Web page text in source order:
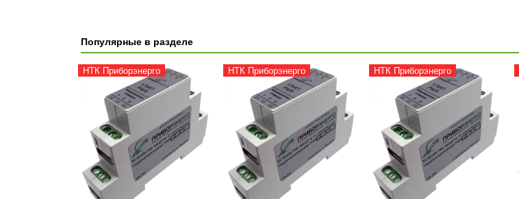
Популярные в разделе
НТК Приборэнерго НТК Приборэнерго НТК Приборэнерго